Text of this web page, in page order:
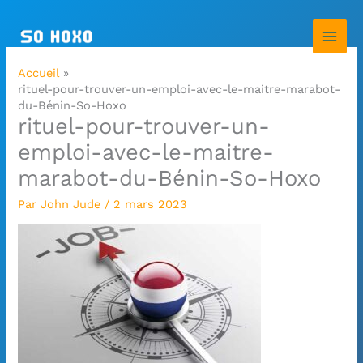
contenu
Accueil
rituel-pour-trouver-un-emploi-avec-le-maitre-marabot-
du-Bénin-So-Hoxo
rituel-pour-trouver-un-
emploi-avec-le-maitre-
marabot-du-Bénin-So-Hoxo
ParJohn Jude / 2 mars 2023